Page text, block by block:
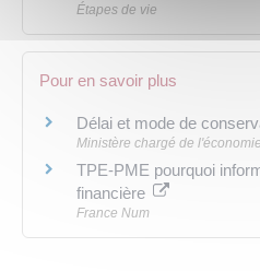
Étapes de vie
Pour en savoir plus
Délai et mode de
Ministère chargé de l'économie
TPE-PME pourquoi
financière
France Num